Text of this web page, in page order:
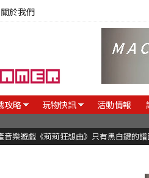
關於我們
攻略 玩物快訊 活動情報
音樂遊戲《莉莉狂想曲》只有黑白鍵的